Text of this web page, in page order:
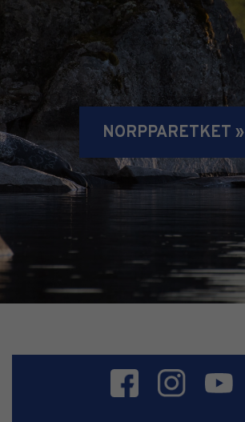
NORPPARETKET »